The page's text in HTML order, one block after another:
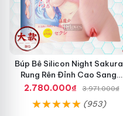
Búp Bê Silicon Night Sakura
Rung Rên Đỉnh Cao Sang
Trọng
2.780.000₫ 3.971.000₫
(953)